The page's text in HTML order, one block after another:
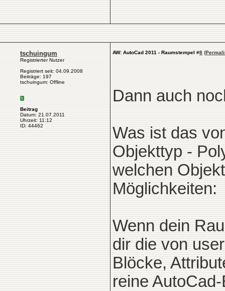
tschuingum
Registrierter Nutzer
Registriert seit: 04.09.2008
Beiträge: 197
tschuingum: Offline
Beitrag
Datum: 21.07.2011
Uhrzeit: 11:12
ID: 44462
AW: AutoCad 2011 - Raumstempel #8 (
Dann auch
Was ist das
Objekttyp -
welchen
Möglichkeiten:
Wenn dein
dir die von
Blöcke,
reine